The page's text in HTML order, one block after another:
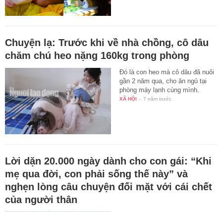
Chuyện lạ: Trước khi về nhà chồng, cô dâu
chăm chú heo nặng 160kg trong phòng
Đó là con heo mà cô dâu đã nuôi
gần 2 năm qua, cho ăn ngủ tại
phòng máy lạnh cùng mình.
XÃ HỘI - 7 năm trước
Lời dặn 20.000 ngày dành cho con gái: “Khi
mẹ qua đời, con phải sống thế này” và
nghẹn lòng câu chuyện đối mặt với cái chết
của người thân